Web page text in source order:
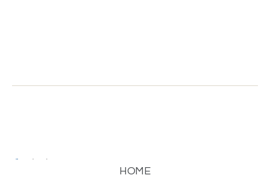
HOME
(15) 99781-4630